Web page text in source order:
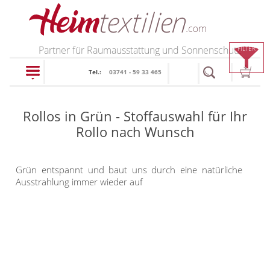
PRODUKTE
Faltstores in
Rollos nach Maß
Partner für Raumausstattung und Sonnenschutz
Tel.: 03741 - 59 33 465
FILTER
Rollos in Grün - Stoffauswahl für Ihr
Rollo nach Wunsch
Grün entspannt und baut uns durch eine natürliche
Ausstrahlung immer wieder auf